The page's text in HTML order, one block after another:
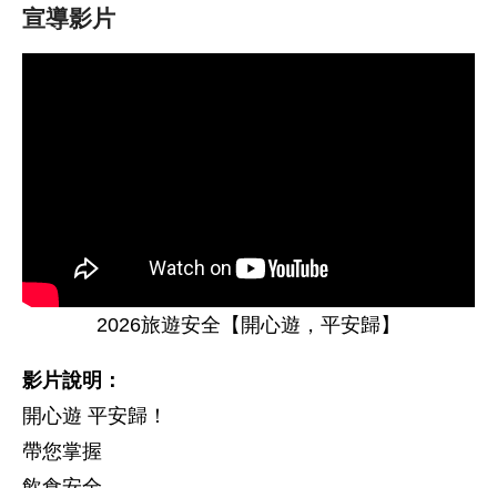
宣導影片
2026旅遊安全【開心遊，平安歸】
影片說明：
開心遊 平安歸！
帶您掌握